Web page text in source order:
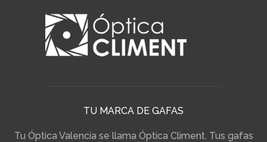
TU MARCA DE GAFAS
Tu Óptica Valencia se llama Óptica Climent. Tus gafas